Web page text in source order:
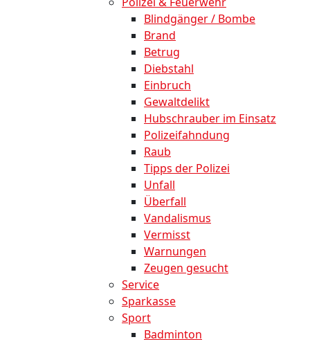
Blindgänger / Bombe
Brand
Betrug
Diebstahl
Einbruch
Gewaltdelikt
Hubschrauber im Einsatz
Polizeifahndung
Raub
Tipps der Polizei
Unfall
Überfall
Vandalismus
Vermisst
Warnungen
Zeugen gesucht
Service
Sparkasse
Sport
Badminton